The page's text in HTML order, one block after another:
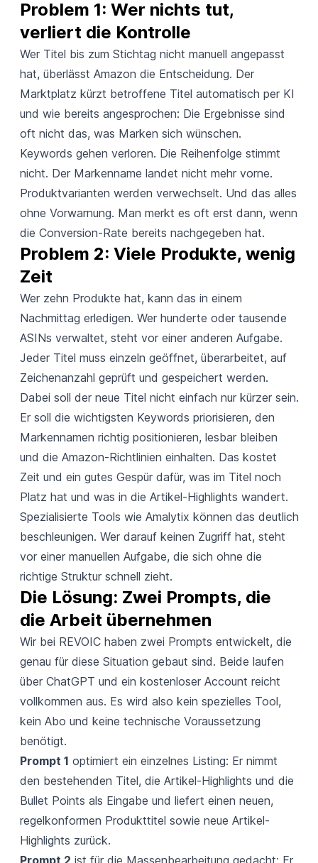
Problem 1: Wer nichts tut,
verliert die Kontrolle
Wer Titel bis zum Stichtag nicht manuell angepasst
hat, überlässt Amazon die Entscheidung. Der
Marktplatz kürzt betroffene Titel automatisch per KI
und wie bereits angesprochen: Die Ergebnisse sind
oft nicht das, was Marken sich wünschen.
Keywords gehen verloren. Die Reihenfolge stimmt
nicht. Der Markenname landet nicht mehr vorne.
Produktvarianten werden verwechselt. Und das alles
ohne Vorwarnung. Man merkt es oft erst dann, wenn
die Conversion-Rate bereits nachgegeben hat.
Problem 2: Viele Produkte, wenig
Zeit
Wer zehn Produkte hat, kann das in einem
Nachmittag erledigen. Wer hunderte oder tausende
ASINs verwaltet, steht vor einer anderen Aufgabe.
Jeder Titel muss einzeln geöffnet, überarbeitet, auf
Zeichenanzahl geprüft und gespeichert werden.
Dabei soll der neue Titel nicht einfach nur kürzer sein.
Er soll die wichtigsten Keywords priorisieren, den
Markennamen richtig positionieren, lesbar bleiben
und die Amazon-Richtlinien einhalten. Das kostet
Zeit und ein gutes Gespür dafür, was im Titel noch
Platz hat und was in die Artikel-Highlights wandert.
Spezialisierte Tools wie Amalytix können das deutlich
beschleunigen. Wer darauf keinen Zugriff hat, steht
vor einer manuellen Aufgabe, die sich ohne die
richtige Struktur schnell zieht.
Die Lösung: Zwei Prompts, die
die Arbeit übernehmen
Wir bei REVOIC haben zwei Prompts entwickelt, die
genau für diese Situation gebaut sind. Beide laufen
über ChatGPT und ein kostenloser Account reicht
vollkommen aus. Es wird also kein spezielles Tool,
kein Abo und keine technische Voraussetzung
benötigt.
Prompt 1 optimiert ein einzelnes Listing: Er nimmt
den bestehenden Titel, die Artikel-Highlights und die
Bullet Points als Eingabe und liefert einen neuen,
regelkonformen Produkttitel sowie neue Artikel-
Highlights zurück.
Prompt 2 ist für die Massenbearbeitung gedacht: Er